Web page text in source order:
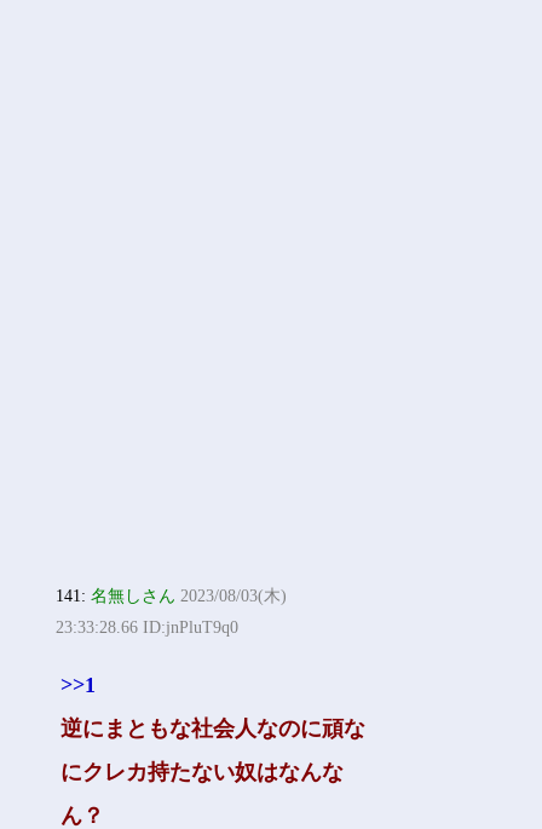
141:名無しさん 2023/08/03(木)
23:33:28.66 ID:jnPluT9q0
>>1
逆にまともな社会人なのに頑な
にクレカ持たない奴はなんな
ん？